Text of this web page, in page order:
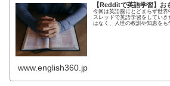
【Redditで英語学習】
今回は英語圏にとどまらず世
スレッドで英語学習をしてい
はなく、人世の教訓や知恵をも
www.english360.jp